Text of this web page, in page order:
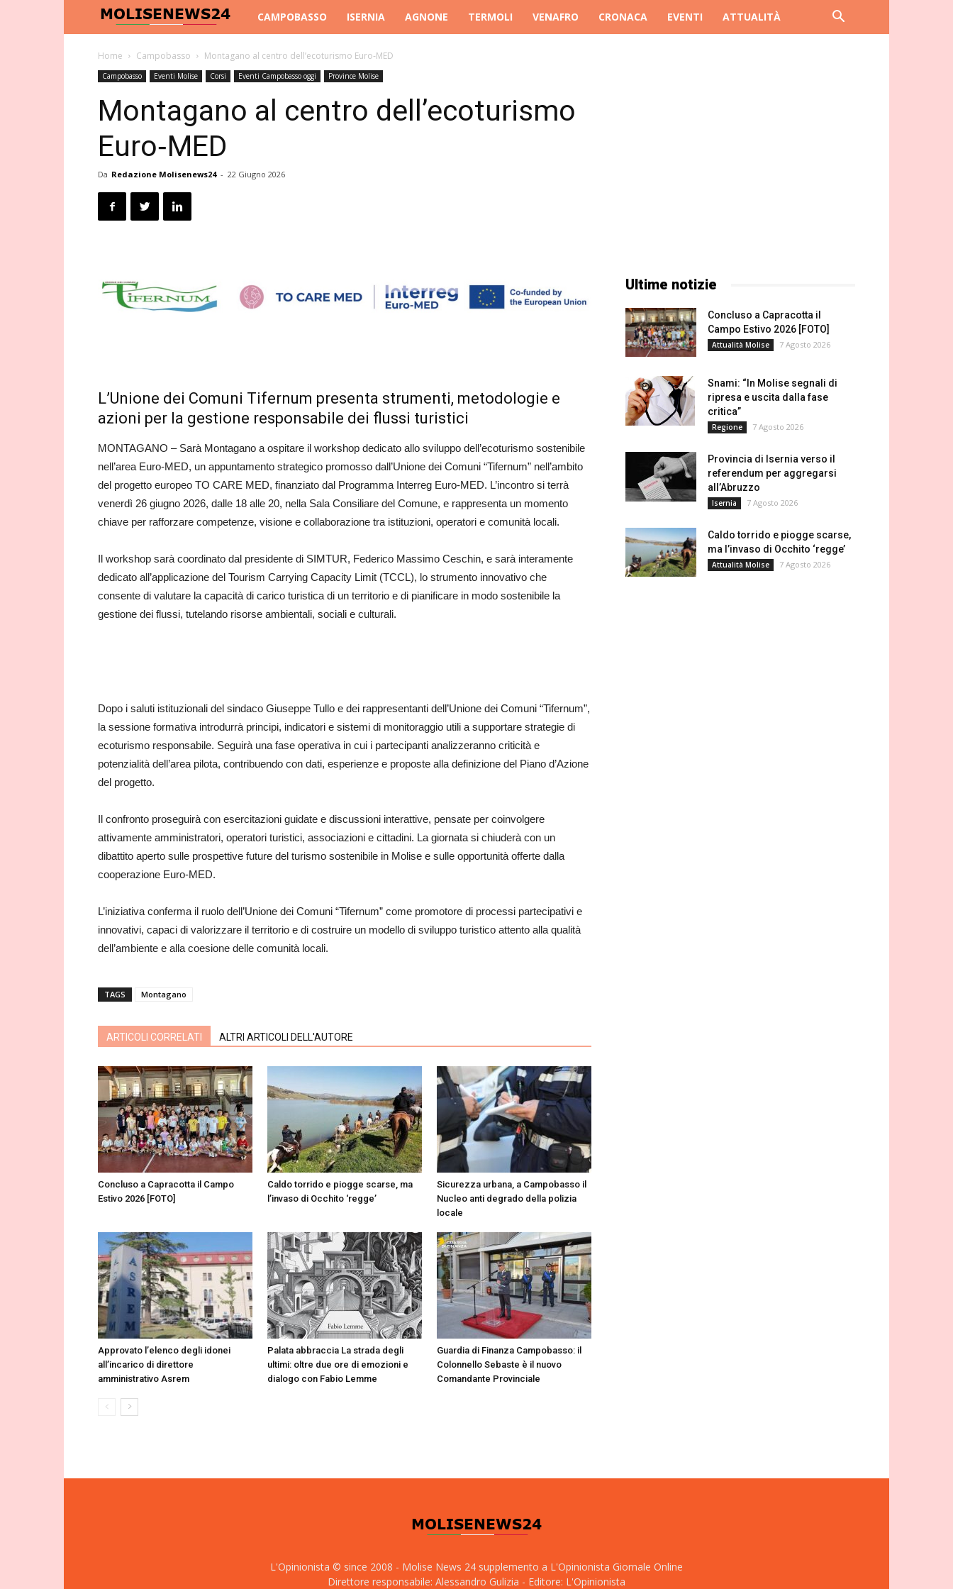
Molise
News
24
CAMPOBASSO ISERNIA AGNONE TERMOLI VENAFRO CRONACA EVENTI ATTUALITÀ
Home Campobasso Montagano al centro dell’ecoturismo Euro‑MED
Campobasso Eventi Molise Corsi Eventi Campobasso oggi Province Molise
Montagano al centro dell’ecoturismo
Euro‑MED
Da Redazione Molisenews24 - 22 Giugno 2026
L’Unione dei Comuni Tifernum presenta strumenti, metodologie e
azioni per la gestione responsabile dei flussi turistici
MONTAGANO – Sarà Montagano a ospitare il workshop dedicato allo sviluppo dell’ecoturismo sostenibile
nell’area Euro‑MED, un appuntamento strategico promosso dall’Unione dei Comuni “Tifernum” nell’ambito
del progetto europeo TO CARE MED, finanziato dal Programma Interreg Euro‑MED. L’incontro si terrà
venerdì 26 giugno 2026, dalle 18 alle 20, nella Sala Consiliare del Comune, e rappresenta un momento
chiave per rafforzare competenze, visione e collaborazione tra istituzioni, operatori e comunità locali.
Il workshop sarà coordinato dal presidente di SIMTUR, Federico Massimo Ceschin, e sarà interamente
dedicato all’applicazione del Tourism Carrying Capacity Limit (TCCL), lo strumento innovativo che
consente di valutare la capacità di carico turistica di un territorio e di pianificare in modo sostenibile la
gestione dei flussi, tutelando risorse ambientali, sociali e culturali.
Dopo i saluti istituzionali del sindaco Giuseppe Tullo e dei rappresentanti dell’Unione dei Comuni “Tifernum”,
la sessione formativa introdurrà principi, indicatori e sistemi di monitoraggio utili a supportare strategie di
ecoturismo responsabile. Seguirà una fase operativa in cui i partecipanti analizzeranno criticità e
potenzialità dell’area pilota, contribuendo con dati, esperienze e proposte alla definizione del Piano d’Azione
del progetto.
Il confronto proseguirà con esercitazioni guidate e discussioni interattive, pensate per coinvolgere
attivamente amministratori, operatori turistici, associazioni e cittadini. La giornata si chiuderà con un
dibattito aperto sulle prospettive future del turismo sostenibile in Molise e sulle opportunità offerte dalla
cooperazione Euro‑MED.
L’iniziativa conferma il ruolo dell’Unione dei Comuni “Tifernum” come promotore di processi partecipativi e
innovativi, capaci di valorizzare il territorio e di costruire un modello di sviluppo turistico attento alla qualità
dell’ambiente e alla coesione delle comunità locali.
TAGS Montagano
ARTICOLI CORRELATI ALTRI ARTICOLI DELL'AUTORE
Concluso a Capracotta il Campo
Estivo 2026 [FOTO]
Caldo torrido e piogge scarse, ma
l’invaso di Occhito ‘regge’
Sicurezza urbana, a Campobasso il
Nucleo anti degrado della polizia
locale
Approvato l’elenco degli idonei
all’incarico di direttore
amministrativo Asrem
Palata abbraccia La strada degli
ultimi: oltre due ore di emozioni e
dialogo con Fabio Lemme
Guardia di Finanza Campobasso: il
Colonnello Sebaste è il nuovo
Comandante Provinciale
Ultime notizie
Concluso a Capracotta il
Campo Estivo 2026 [FOTO]
Attualità Molise 7 Agosto 2026
Snami: “In Molise segnali di
ripresa e uscita dalla fase
critica”
Regione 7 Agosto 2026
Provincia di Isernia verso il
referendum per aggregarsi
all’Abruzzo
Isernia 7 Agosto 2026
Caldo torrido e piogge scarse,
ma l’invaso di Occhito ‘regge’
Attualità Molise 7 Agosto 2026
L'Opinionista © since 2008 - Molise News 24 supplemento a L'Opinionista Giornale Online
Direttore responsabile: Alessandro Gulizia - Editore: L'Opinionista